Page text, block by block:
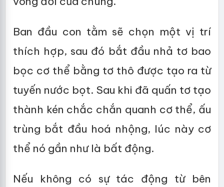
Ban đầu con tằm sẽ chọn một vị trí
thích hợp, sau đó bắt đầu nhả tơ bao
bọc cơ thể bằng tơ thô được tạo ra từ
tuyến nước bọt. Sau khi đã quấn tơ tạo
thành kén chắc chắn quanh cơ thể, ấu
trùng bắt đầu hoá nhộng, lúc này cơ
thể nó gần như là bất động.
Nếu không có sự tác động từ bên